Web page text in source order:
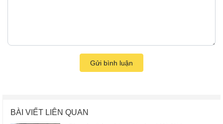
Gửi bình luận
BÀI VIẾT LIÊN QUAN